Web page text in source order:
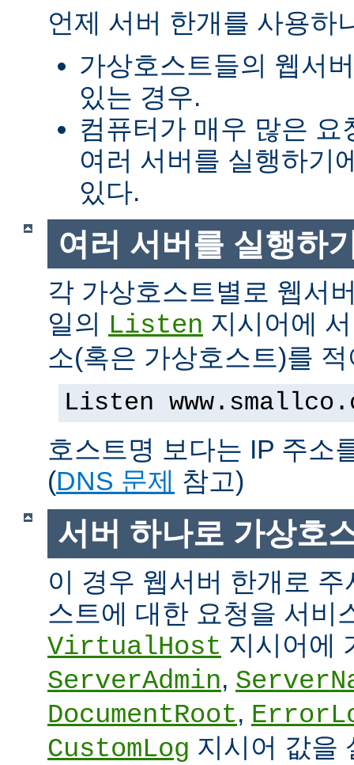
언제 서버 한개를 사용하
가상호스트들의 웹서
있는 경우.
컴퓨터가 매우 많은
여러 서버를 실행하기
있다.
여러 서버를 실행하
각 가상호스트별로 웹서
일의 Listen 지시어에
소(혹은 가상호스트)를
Listen
호스트명 보다는 IP 주소
(DNS 문제 참고)
서버 하나로 가상호
이 경우 웹서버 한개로
스트에 대한 요청을 서비
VirtualHost 지시어에
ServerAdmin,
DocumentRoot,
CustomLog 지시어 값을